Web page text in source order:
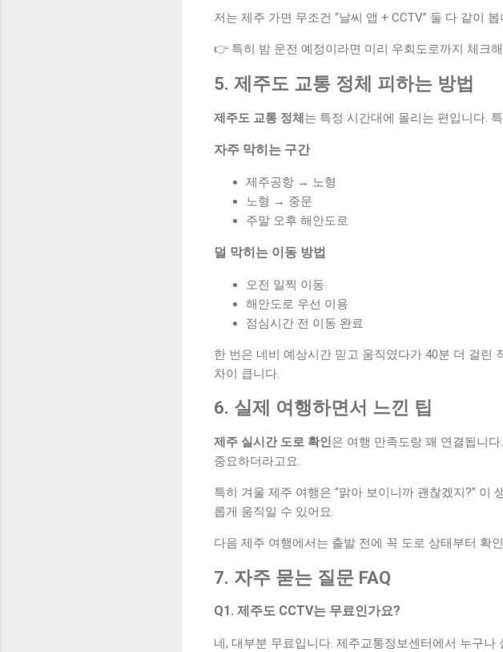
저는 제주 가면 무조건 “날씨 앱 + CCTV” 둘 다 같이
👉 특히 밤 운전 예정이라면 미리 우회도로까지 체크
5. 제주도 교통 정체 피하는 방법
제주도 교통 정체 는 특정 시간대에 몰리는 편입니다.
자주 막히는 구간
제주공항 → 노형
노형 → 중문
주말 오후 해안도로
덜 막히는 이동 방법
오전 일찍 이동
해안도로 우선 이용
점심시간 전 이동 완료
한 번은 네비 예상시간 믿고 움직였다가 40분 더 걸린
차이 큽니다.
6. 실제 여행하면서 느낀 팁
제주 실시간 도로 확인은 여행 만족도랑 꽤 연결됩니
중요하더라고요.
특히 겨울 제주 여행은 “맑아 보이니까 괜찮겠지?” 이
롭게 움직일 수 있어요.
다음 제주 여행에서는 출발 전에 꼭 도로 상태부터 확
7. 자주 묻는 질문 FAQ
Q1. 제주도 CCTV는 무료인가요?
네, 대부분 무료입니다. 제주교통정보센터에서 누구나